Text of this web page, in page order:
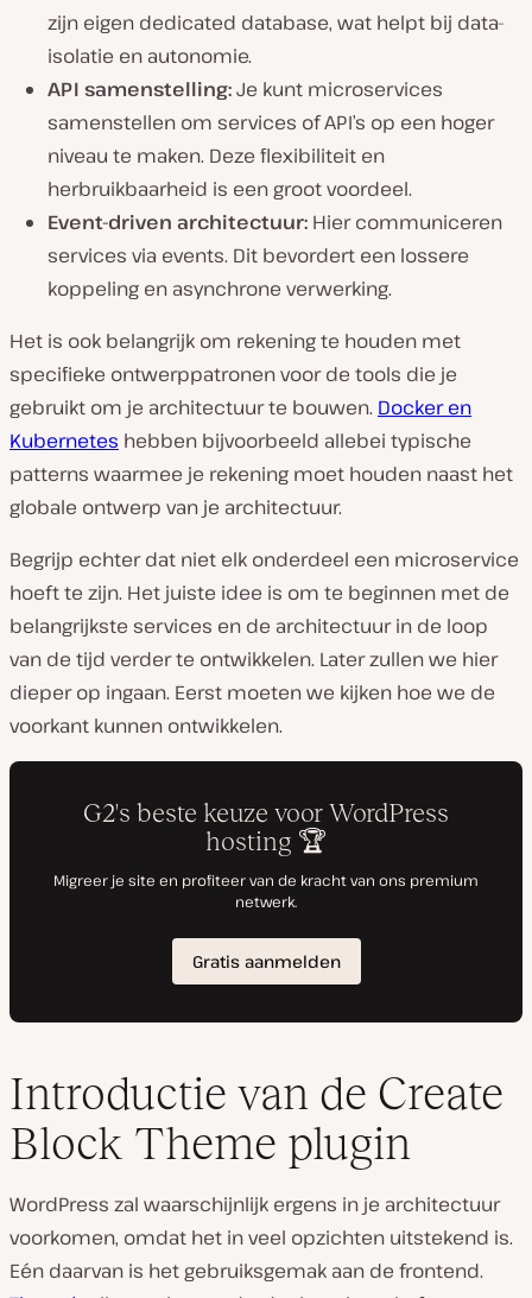
zijn eigen dedicated database, wat helpt bij data-
isolatie en autonomie.
API samenstelling:Je kunt microservices
samenstellen om services of API’s op een hoger
niveau te maken. Deze flexibiliteit en
herbruikbaarheid is een groot voordeel.
Event-driven architectuur: Hier communiceren
services via events. Dit bevordert een lossere
koppeling en asynchrone verwerking.
Het is ook belangrijk om rekening te houden met
specifieke ontwerppatronen voor de tools die je
gebruikt om je architectuur te bouwen. Docker en
Kubernetes hebben bijvoorbeeld allebei typische
patterns waarmee je rekening moet houden naast het
globale ontwerp van je architectuur.
Begrijp echter dat niet elk onderdeel een microservice
hoeft te zijn. Het juiste idee is om te beginnen met de
belangrijkste services en de architectuur in de loop
van de tijd verder te ontwikkelen. Later zullen we hier
dieper op ingaan. Eerst moeten we kijken hoe we de
voorkant kunnen ontwikkelen.
Introductie van de Create
Block Theme plugin
WordPress zal waarschijnlijk ergens in je architectuur
voorkomen, omdat het in veel opzichten uitstekend is.
Eén daarvan is het gebruiksgemak aan de frontend.